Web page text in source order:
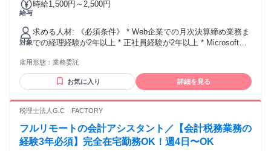
給与
時給1,500円～2,500円
対象
求める人材: 《必須条件》 * Web企業での月次決算締め業務ま
での経理経験が2年以上 * 正社員経験が2年以上 * Microsoft
* 日中のご連絡、業務のご対応が可能である 《歓迎資格・経
験など》 * ベンチャー企業ならではのスピード感に抵抗がな
い方 * 整ってない組織にも抵抗感がない方 * リーダー経験の
のコミュニケーションが円滑な方
雇用形態： 業務委託
お気に入り 詳細を見る
税理士法人G.C FACTORY
フルリモートの会計アシスタント／【会計税務業務の
経験3年必須】完全在宅勤務OK！週4日〜OK